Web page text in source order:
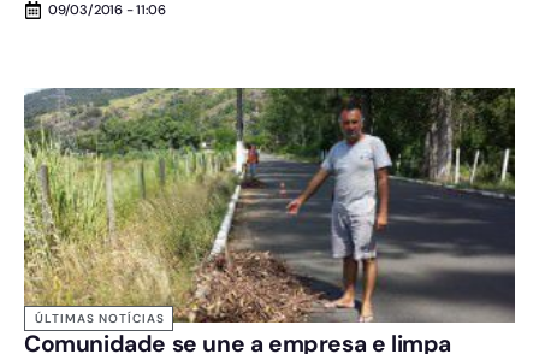
09/03/2016 - 11:06
ÚLTIMAS NOTÍCIAS
Comunidade se une a empresa e limpa